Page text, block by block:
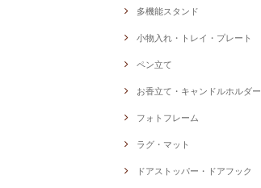
多機能スタンド
小物入れ・トレイ・プレート
ペン立て
お香立て・キャンドルホルダー
フォトフレーム
ラグ・マット
ドアストッパー・ドアフック